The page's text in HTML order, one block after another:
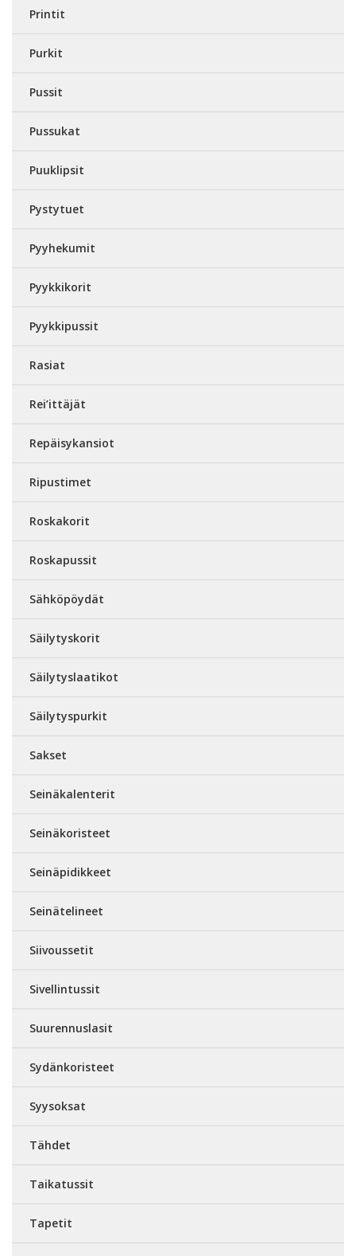
Printit
Purkit
Pussit
Pussukat
Puuklipsit
Pystytuet
Pyyhekumit
Pyykkikorit
Pyykkipussit
Rasiat
Rei’ittäjät
Repäisykansiot
Ripustimet
Roskakorit
Roskapussit
Sähköpöydät
Säilytyskorit
Säilytyslaatikot
Säilytyspurkit
Sakset
Seinäkalenterit
Seinäkoristeet
Seinäpidikkeet
Seinätelineet
Siivoussetit
Sivellintussit
Suurennuslasit
Sydänkoristeet
Syysoksat
Tähdet
Taikatussit
Tapetit